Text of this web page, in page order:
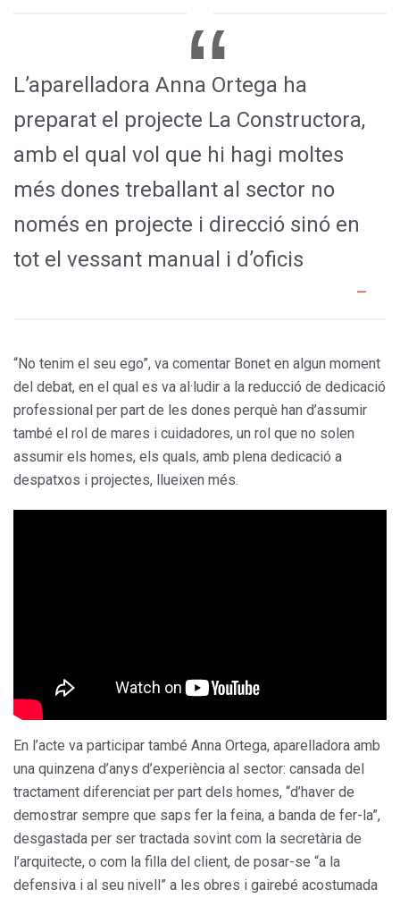
L’aparelladora Anna Ortega ha
preparat el projecte La Constructora,
amb el qual vol que hi hagi moltes
més dones treballant al sector no
només en projecte i direcció sinó en
tot el vessant manual i d’oficis
“No tenim el seu ego”, va comentar Bonet en algun moment
del debat, en el qual es va al·ludir a la reducció de dedicació
professional per part de les dones perquè han d’assumir
també el rol de mares i cuidadores, un rol que no solen
assumir els homes, els quals, amb plena dedicació a
despatxos i projectes, llueixen més.
En l’acte va participar també Anna Ortega, aparelladora amb
una quinzena d’anys d’experiència al sector: cansada del
tractament diferenciat per part dels homes, “d’haver de
demostrar sempre que saps fer la feina, a banda de fer-la”,
desgastada per ser tractada sovint com la secretària de
l’arquitecte, o com la filla del client, de posar-se “a la
defensiva i al seu nivell” a les obres i gairebé acostumada